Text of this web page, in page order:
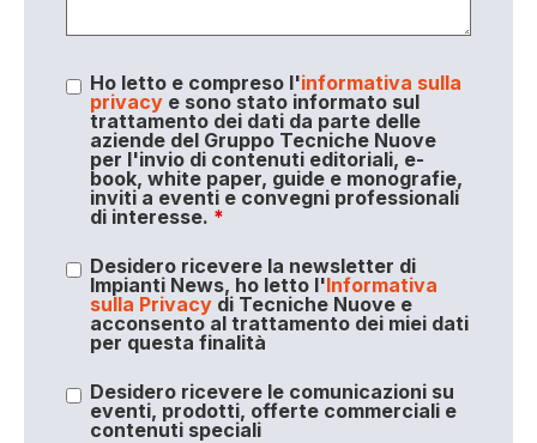
Ho letto e compreso l'informativa sulla
privacye sono stato informato sul
trattamento dei dati da parte delle
aziende del Gruppo Tecniche Nuove
per l'invio di contenuti editoriali, e-
book, white paper, guide e monografie,
inviti a eventi e convegni professionali
di interesse. *
Desidero ricevere la newsletter di
Impianti News, ho letto l'Informativa
sulla Privacydi Tecniche Nuove e
acconsento al trattamento dei miei dati
per questa finalità
Desidero ricevere le comunicazioni su
eventi, prodotti, offerte commerciali e
contenuti speciali